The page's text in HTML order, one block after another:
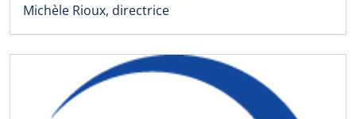
Michèle Rioux, directrice